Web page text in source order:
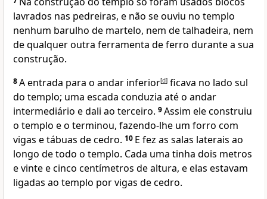
lavrados nas pedreiras, e não se ouviu no templo
nenhum barulho de martelo, nem de talhadeira, nem
de qualquer outra ferramenta de ferro durante a sua
construção.
8A entrada para o andar inferior[d] ficava no lado sul
do templo; uma escada conduzia até o andar
intermediário e dali ao terceiro. 9Assim ele construiu
o templo e o terminou, fazendo-lhe um forro com
vigas e tábuas de cedro. 10 E fez as salas laterais ao
longo de todo o templo. Cada uma tinha dois metros
e vinte e cinco centímetros de altura, e elas estavam
ligadas ao templo por vigas de cedro.